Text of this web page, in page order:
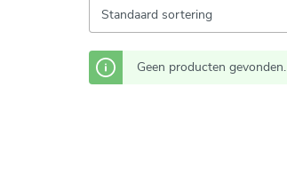
Geen producten gevonden.